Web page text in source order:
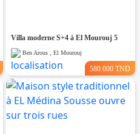
Villa moderne S+4 à El Mourouj 5
Ben Arous , El Mourouj
580.000 TND